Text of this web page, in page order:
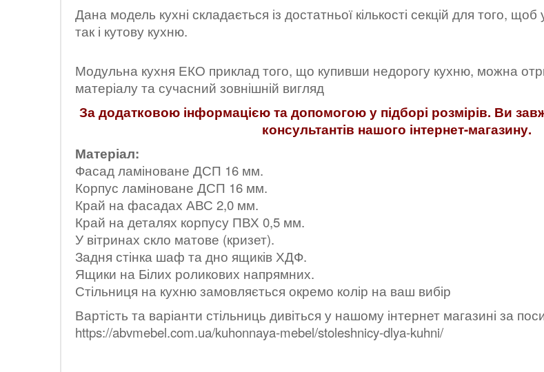
Дана модель кухні складається із достатньої кількості секцій для того,
так і кутову кухню.
Модульна кухня ЕКО приклад того, що купивши недорогу кухню, можна
матеріалу та сучасний зовнішній вигляд
За додатковою інформацією та допомогою у підборі розмірів. Ви
консультантів нашого інтернет-магазину.
Матеріал:
Фасад ламіноване ДСП 16 мм.
Корпус ламіноване ДСП 16 мм.
Край на фасадах АВС 2,0 мм.
Край на деталях корпусу ПВХ 0,5 мм.
У вітринах скло матове (кризет).
Задня стінка шаф та дно ящиків ХДФ.
Ящики на Білих роликових напрямних.
Стільниця на кухню замовляється окремо колір на ваш вибір
Вартість та варіанти стільниць дивіться у нашому інтернет магазині за
https://abvmebel.com.ua/kuhonnaya-mebel/stoleshnicy-dlya-kuhni/